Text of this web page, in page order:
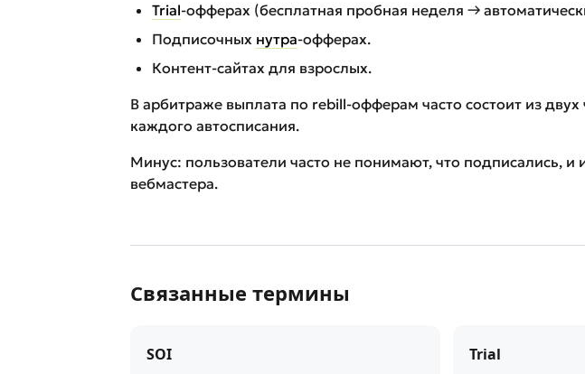
Trial-офферах (бесплатная пробная неделя →
Подписочных нутра-офферах.
Контент-сайтах для взрослых.
В арбитраже выплата по rebill-офферам часто состоит из
каждого автосписания.
Минус: пользователи часто не понимают, что подписались,
вебмастера.
Связанные термины
SOI Trial